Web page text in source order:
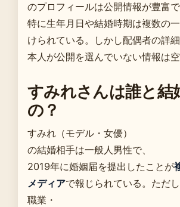
のプロフィールは公開情報が豊富で
特に生年月日や結婚時期は複数の
けられている。しかし配偶者の詳細
本人が公開を選んでいない情報は空
すみれさんは誰と結
の？
すみれ（モデル・女優）
の結婚相手は一般人男性で、
2019年に婚姻届を提出したことが
メディアで報じられている。ただ
職業・